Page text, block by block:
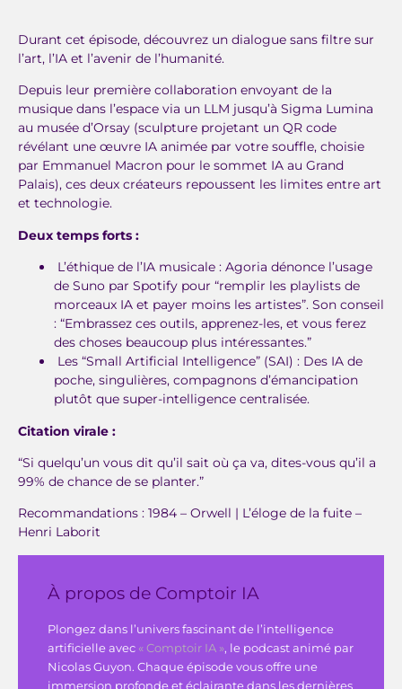
Durant cet épisode, découvrez un dialogue sans filtre sur
l’art, l’IA et l’avenir de l’humanité.
Depuis leur première collaboration envoyant de la
musique dans l’espace via un LLM jusqu’à Sigma Lumina
au musée d’Orsay (sculpture projetant un QR code
révélant une œuvre IA animée par votre souffle, choisie
par Emmanuel Macron pour le sommet IA au Grand
Palais), ces deux créateurs repoussent les limites entre art
et technologie.
Deux temps forts :
L’éthique de l’IA musicale : Agoria dénonce l’usage
de Suno par Spotify pour “remplir les playlists de
morceaux IA et payer moins les artistes”. Son conseil
: “Embrassez ces outils, apprenez-les, et vous ferez
des choses beaucoup plus intéressantes.”
Les “Small Artificial Intelligence” (SAI) : Des IA de
poche, singulières, compagnons d’émancipation
plutôt que super-intelligence centralisée.
Citation virale :
“Si quelqu’un vous dit qu’il sait où ça va, dites-vous qu’il a
99% de chance de se planter.”
Recommandations : 1984 – Orwell | L’éloge de la fuite –
Henri Laborit
À propos de Comptoir IA
Plongez dans l’univers fascinant de l’intelligence
artificielle avec « Comptoir IA », le podcast animé par
Nicolas Guyon. Chaque épisode vous offre une
immersion profonde et éclairante dans les dernières